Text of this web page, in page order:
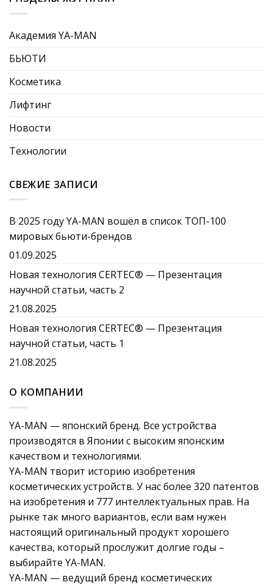
Академия YA-MAN
БЬЮТИ
Косметика
Лифтинг
Новости
Технологии
СВЕЖИЕ ЗАПИСИ
В 2025 году YA-MAN вошёл в список ТОП-100
мировых бьюти-брендов
01.09.2025
Новая технология CERTEC® — Презентация
научной статьи, часть 2
21.08.2025
Новая технология CERTEC® — Презентация
научной статьи, часть 1
21.08.2025
О КОМПАНИИ
YA-MAN — японский бренд. Все устройства
производятся в Японии с высоким японским
качеством и технологиями.
YA-MAN творит историю изобретения
косметических устройств. У нас более 320 патентов
на изобретения и 777 интеллектуальных прав. На
рынке так много вариантов, если вам нужен
настоящий оригинальный продукт хорошего
качества, который прослужит долгие годы –
выбирайте YA-MAN.
YA-MAN — ведущий бренд косметических